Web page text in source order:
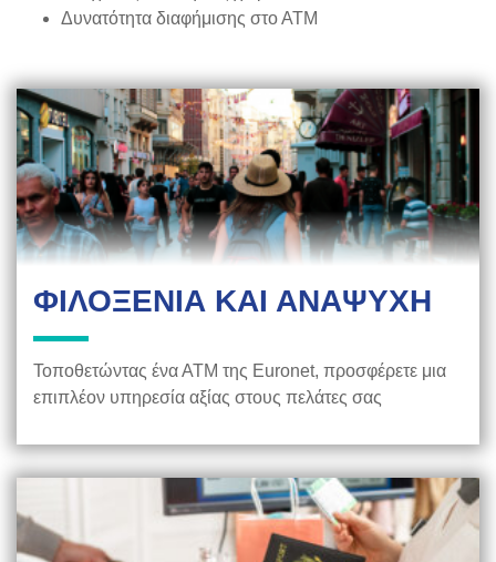
Δυνατότητα διαφήμισης στο ΑΤΜ
ΦΙΛΟΞΕΝΙΑ ΚΑΙ ΑΝΑΨΥΧΗ
Τοποθετώντας ένα ΑΤΜ της Euronet, προσφέρετε μια
επιπλέον υπηρεσία αξίας στους πελάτες σας